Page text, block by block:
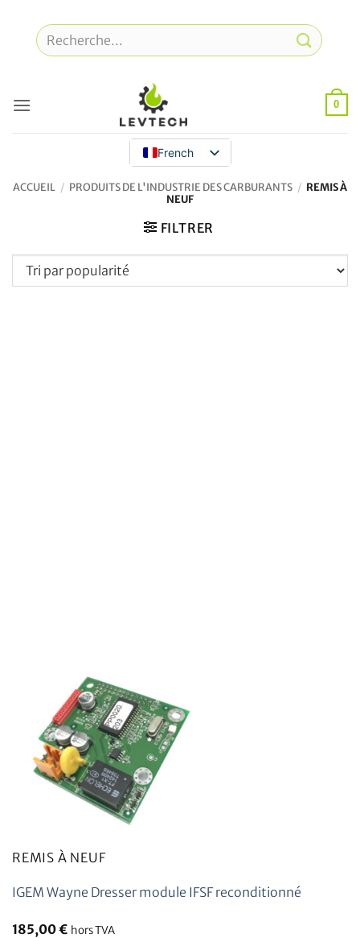
content
Recherche
pour
0
French
ACCUEIL / PRODUITS DE L'INDUSTRIE DES CARBURANTS / REMIS À
NEUF
FILTRER
REMIS À NEUF
IGEM Wayne Dresser module IFSF reconditionné
185,00€ hors TVA